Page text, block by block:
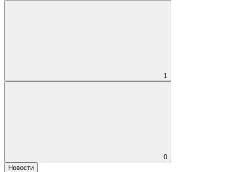
1
0
Новости